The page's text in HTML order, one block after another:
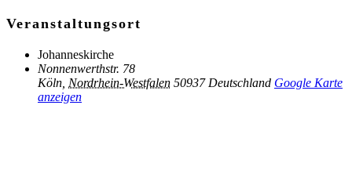
Veranstaltungsort
Johanneskirche
Nonnenwerthstr. 78
Köln Nordrhein-Westfalen 50937 Deutschland Google Karte
anzeigen